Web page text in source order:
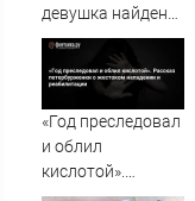
девушка найдена
мертвой
«Год преследовал
и облил
кислотой».
Рассказ